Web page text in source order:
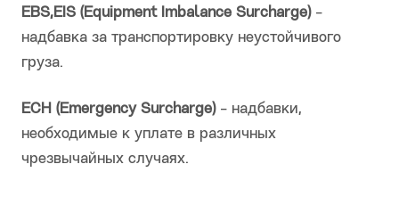
EBS,EIS (Equipment Imbalance Surcharge)-
надбавка за транспортировку неустойчивого
груза.
ECH (Emergency Surcharge)- надбавки,
необходимые к уплате в различных
чрезвычайных случаях.